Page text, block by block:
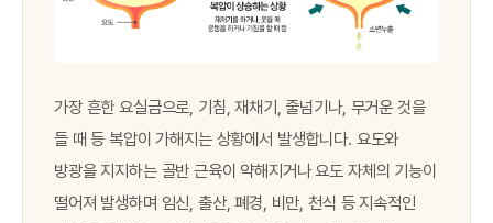
가장 흔한 요실금으로, 기침, 재채기, 줄넘기나, 무거운 것을
들 때 등 복압이 가해지는 상황에서 발생합니다. 요도와
방광을 지지하는 골반 근육이 약해지거나 요도 자체의 기능이
떨어져 발생하며 임신, 출산, 폐경, 비만, 천식 등 지속적인